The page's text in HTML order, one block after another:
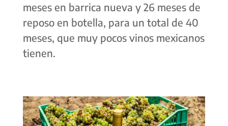
meses en barrica nueva y 26 meses de
reposo en botella, para un total de 40
meses, que muy pocos vinos mexicanos
tienen.